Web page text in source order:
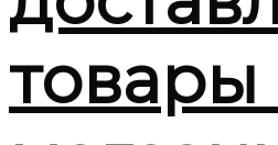
товары